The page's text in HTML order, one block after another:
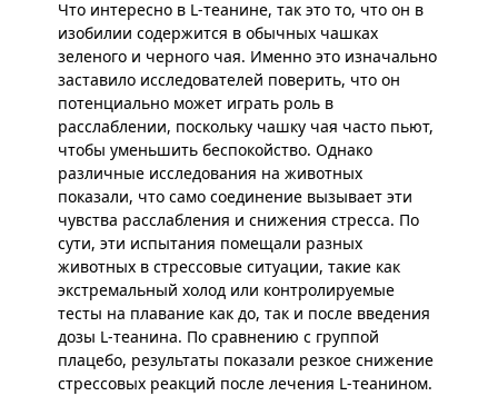
Что интересно в L-теанине, так это то, что он в
изобилии содержится в обычных чашках
зеленого и черного чая. Именно это изначально
заставило исследователей поверить, что он
потенциально может играть роль в
расслаблении, поскольку чашку чая часто пьют,
чтобы уменьшить беспокойство. Однако
различные исследования на животных
показали, что само соединение вызывает эти
чувства расслабления и снижения стресса. По
сути, эти испытания помещали разных
животных в стрессовые ситуации, такие как
экстремальный холод или контролируемые
тесты на плавание как до, так и после введения
дозы L-теанина. По сравнению с группой
плацебо, результаты показали резкое снижение
стрессовых реакций после лечения L-теанином.